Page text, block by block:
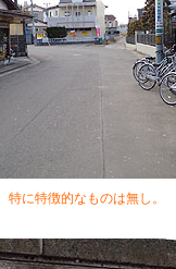
特に特徴的なものは無し。